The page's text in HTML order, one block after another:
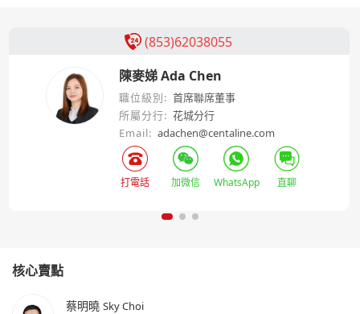
(853)62038055
陳麥娣 Ada Chen
職位級別: 首席聯席董事
所屬分行: 花城分行
Email: adachen@centaline.com
打電話 加微信 WhatsApp 直聊
核心賣點
蔡明曉 Sky Choi